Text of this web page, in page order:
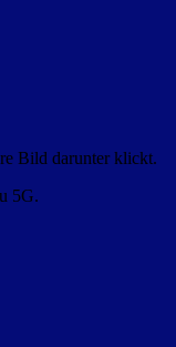
Bild darunter klickt.
5G.